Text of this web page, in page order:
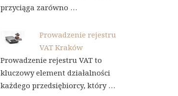
przyciąga zarówno …
Prowadzenie rejestru
VAT Kraków
Prowadzenie rejestru VAT to
kluczowy element działalności
każdego przedsiębiorcy, który …